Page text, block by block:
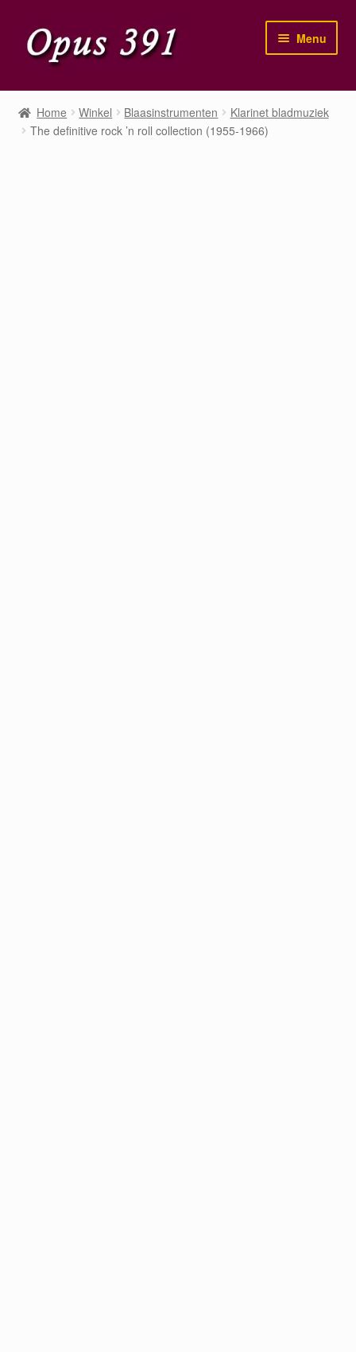
Ga
door
navigatie
Ga
naar
inhoud
Menu
Home
Winkel
Home Winkel Blaasinstrumenten
Klarinet bladmuziek
The definitive rock ’n roll collection (1955-1966)